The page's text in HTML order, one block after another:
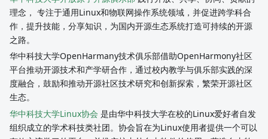
理念， 专注于通用Linux和物联网操作系统领域，并促进跨学科合
作，提升技能，分享知识，为国内开源生态系统打造可持续的开源
之路。
华中科技大学OpenHarmany技术俱乐部借助OpenHarmony社区
平台推动开源技术和产学研合作，通过校内教学与俱乐部实践的深
度融合，鼓励和推动开源社区技术研究和创新探索，繁荣开源社区
生态。
华中科技大学Linux协会 是由华中科技大学在校的Linux爱好者自发
组织成立的学术科技类社团。协会旨在为Linux使用者提供一个可以